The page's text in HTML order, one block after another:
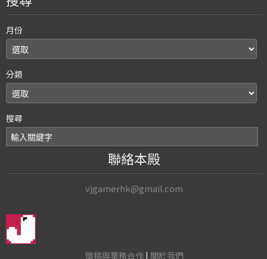
月份
分類
搜尋
聯絡本殿
vjgamerhk@gmail.com
徵稿與業務合作| 關於我們